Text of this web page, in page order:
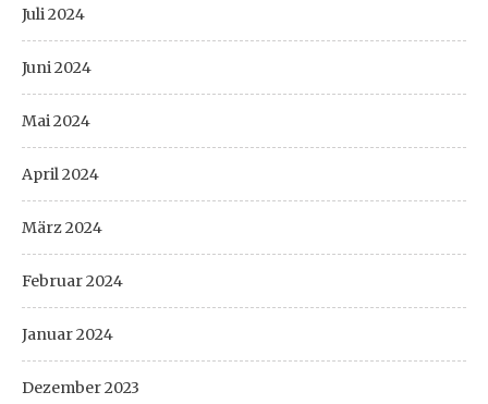
Juli 2024
Juni 2024
Mai 2024
April 2024
März 2024
Februar 2024
Januar 2024
Dezember 2023